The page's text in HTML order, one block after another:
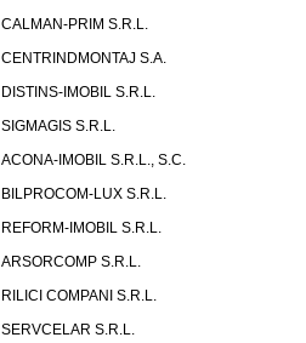
CALMAN-PRIM S.R.L.
CENTRINDMONTAJ S.A.
DISTINS-IMOBIL S.R.L.
SIGMAGIS S.R.L.
ACONA-IMOBIL S.R.L., S.C.
BILPROCOM-LUX S.R.L.
REFORM-IMOBIL S.R.L.
ARSORCOMP S.R.L.
RILICI COMPANI S.R.L.
SERVCELAR S.R.L.